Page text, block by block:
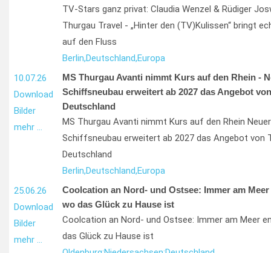
TV-Stars ganz privat: Claudia Wenzel & Rüdiger
Thurgau Travel - „Hinter den (TV)Kulissen“ bringt
auf den Fluss
Berlin,Deutschland,Europa
10.07.26
Download
Bilder
mehr …
MS Thurgau Avanti nimmt Kurs auf den Rhein -
Schiffsneubau erweitert ab 2027 das Angebot
Deutschland
MS Thurgau Avanti nimmt Kurs auf den Rhein
Schiffsneubau erweitert ab 2027 das Angebot von
Deutschland
Berlin,Deutschland,Europa
25.06.26
Download
Bilder
mehr …
Coolcation an Nord- und Ostsee: Immer am
wo das Glück zu Hause ist
Coolcation an Nord- und Ostsee: Immer am Meer
das Glück zu Hause ist